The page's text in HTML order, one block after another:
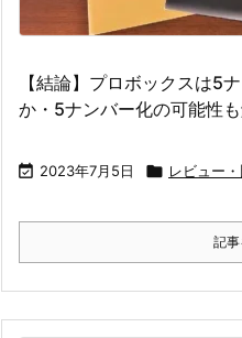
【結論】プロボックスは5
か・5ナンバー化の可能性
 2023年7月5日  レビュー
記